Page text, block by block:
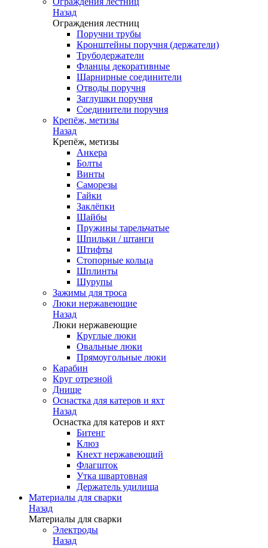
Назад
Ограждения лестниц
Поручни трубы
Кронштейны поручня (держатели)
Трубодержатели
Фланцы декоративные
Шарнирные соединители
Отводы поручня
Заглушки поручня
Соединители поручня
Крепёж, метизы
Назад
Крепёж, метизы
Анкера
Болты
Винты
Саморезы
Гайки
Заклёпки
Шайбы
Пружины тарельчатые
Шпильки / штанги
Штифты
Стопорные кольца
Шплинты
Шурупы
Зажимы для троса
Люки нержавеющие
Назад
Люки нержавеющие
Круглые люки
Овальные люки
Прямоугольные люки
Карабин
Круг отрезной
Днище
Оснастка для катеров и яхт
Назад
Оснастка для катеров и яхт
Битенг
Клюз
Кнехт нержавеющий
Флагшток
Утка швартовная
Держатель удилища
Материалы для сварки
Назад
Материалы для сварки
Электроды
Назад